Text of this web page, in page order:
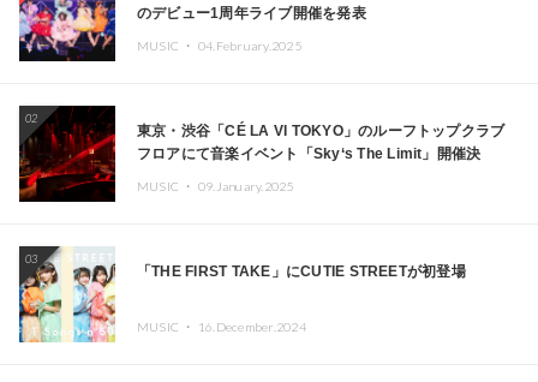
のデビュー1周年ライブ開催を発表
MUSIC ・ 04.February.2025
02
東京・渋谷「CÉ LA VI TOKYO」のルーフトップクラブ
フロアにて音楽イベント「Sky‘s The Limit」開催決
Kza（FORCE OF NATURE）ら日本を代表するDJ・クリ
MUSIC ・ 09.January.2025
03
「THE FIRST TAKE」にCUTIE STREETが初登場
MUSIC ・ 16.December.2024